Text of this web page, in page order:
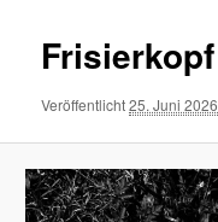
Frisierkopf
Veröffentlicht25. Juni 2026